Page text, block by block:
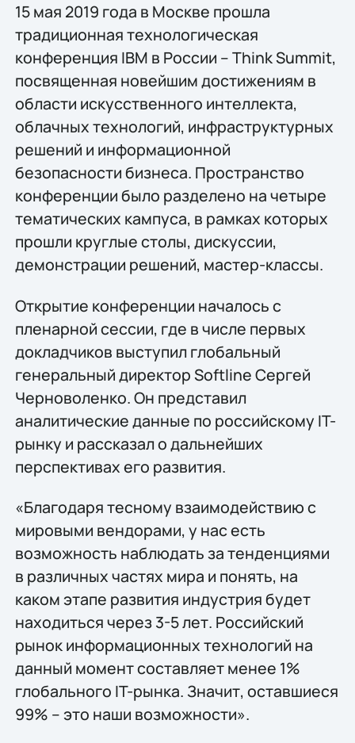
15 мая 2019 года в Москве прошла
традиционная технологическая
конференция IBM в России – Think Summit,
посвященная новейшим достижениям в
области искусственного интеллекта,
облачных технологий, инфраструктурных
решений и информационной
безопасности бизнеса. Пространство
конференции было разделено на четыре
тематических кампуса, в рамках которых
прошли круглые столы, дискуссии,
демонстрации решений, мастер-классы.
Открытие конференции началось с
пленарной сессии, где в числе первых
докладчиков выступил глобальный
генеральный директор Softline Сергей
Черноволенко. Он представил
аналитические данные по российскому IT-
рынку и рассказал о дальнейших
перспективах его развития.
«Благодаря тесному взаимодействию с
мировыми вендорами, у нас есть
возможность наблюдать за тенденциями
в различных частях мира и понять, на
каком этапе развития индустрия будет
находиться через 3-5 лет. Российский
рынок информационных технологий на
данный момент составляет менее 1%
глобального IT-рынка. Значит, оставшиеся
99% – это наши возможности».